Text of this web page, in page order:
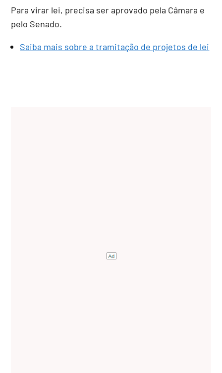
Para virar lei, precisa ser aprovado pela Câmara e
pelo Senado.
Saiba mais sobre a tramitação de projetos de lei